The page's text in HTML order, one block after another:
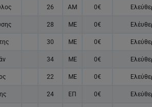
26 ΑΜ 0€
28 ΜΕ 0€
30 ΜΕ 0€
34 ΜΕ 0€
22 ΜΕ 0€
24 ΕΠ 0€